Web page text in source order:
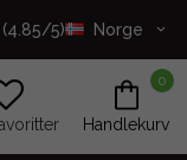
(4.85/5) Norge
0
Handlekurv